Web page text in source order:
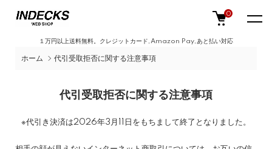
１万円以上送料無料。クレジットカード,Amazon Pay,あと払い対応
0
ホーム 代引受取拒否に関する注意事項
代引受取拒否に関する注意事項
※代引き決済は2026年3月11日をもちまして終了となりました。